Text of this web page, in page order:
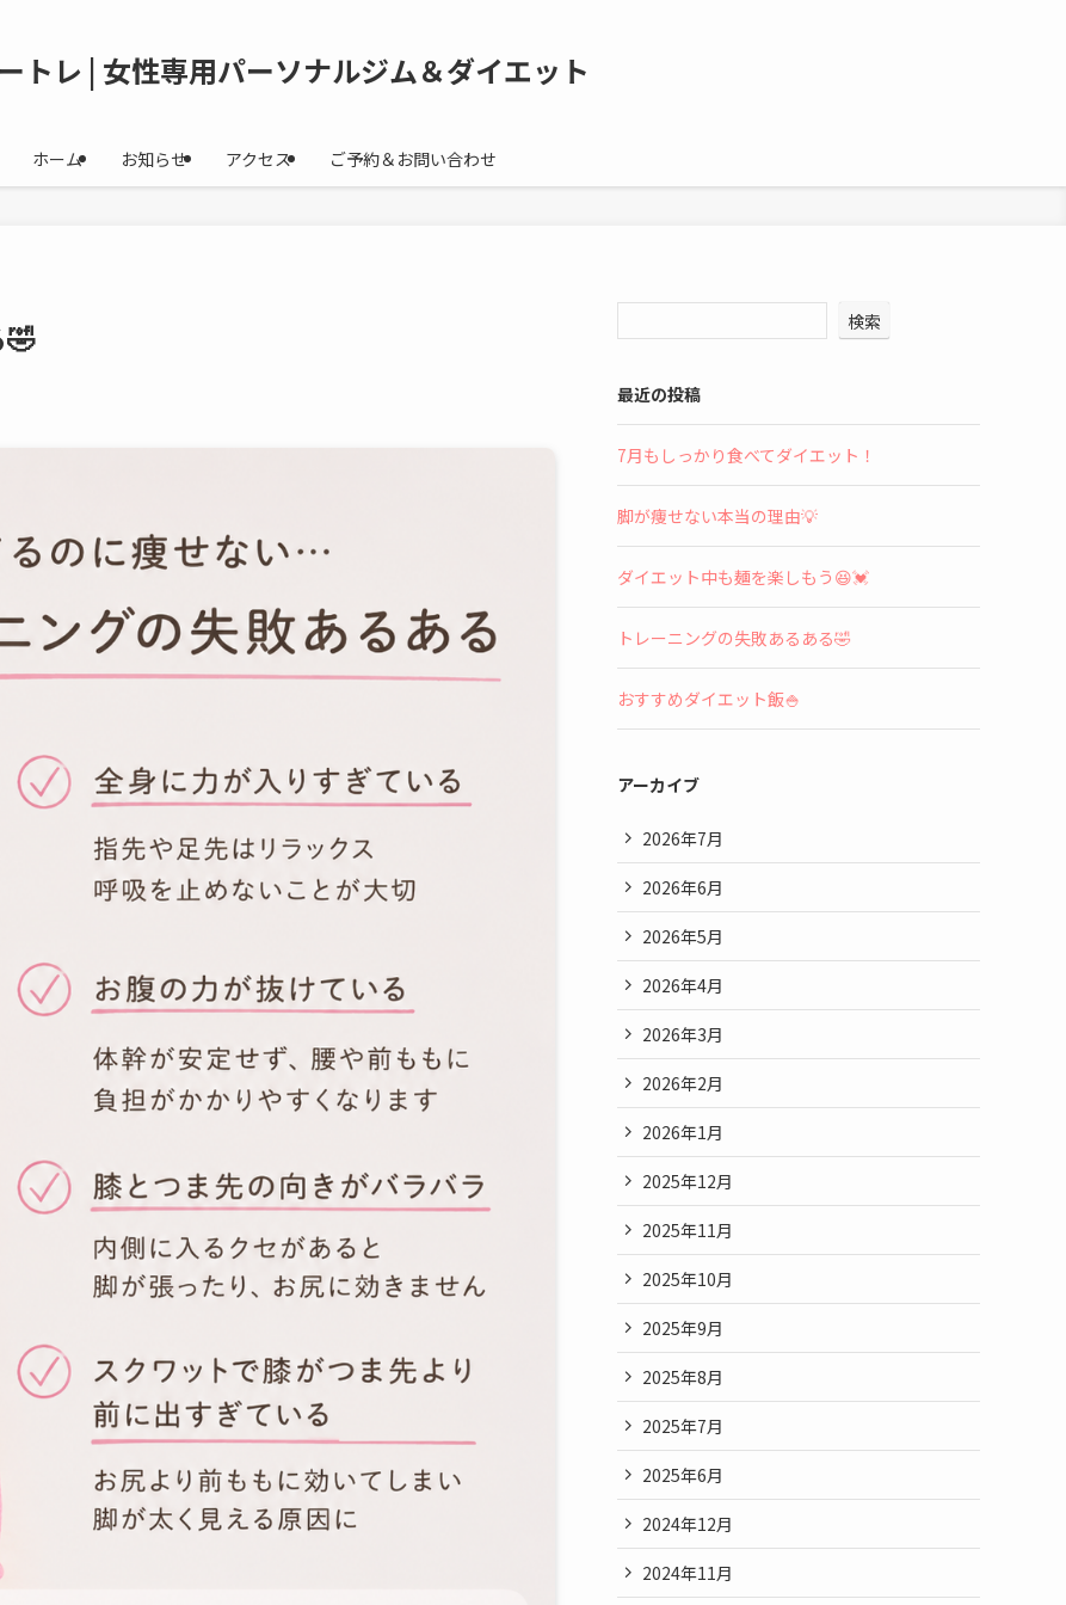
トレ | 女性専用パーソナルジム＆ダイエット
ホーム お知らせ アクセス ご予約＆お問い合わせ
検索
最近の投稿
7月もしっかり食べてダイエット！
脚が痩せない本当の理由💡
ダイエット中も麺を楽しもう😆💓
トレーニングの失敗あるある🤣
おすすめダイエット飯🍚
アーカイブ
2026年7月
2026年6月
2026年5月
2026年4月
2026年3月
2026年2月
2026年1月
2025年12月
2025年11月
2025年10月
2025年9月
2025年8月
2025年7月
2025年6月
2024年12月
2024年11月